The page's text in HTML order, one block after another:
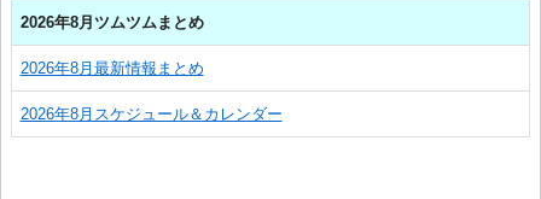
2026年8月ツムツムまとめ
2026年8月最新情報まとめ
2026年8月スケジュール＆カレンダー